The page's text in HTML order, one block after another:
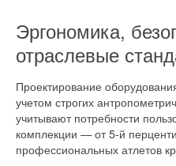
Эргономика,
отраслевые
Проектирование
учетом строгих
учитывают потребности
комплекции — от 5-й
профессиональных атлетов